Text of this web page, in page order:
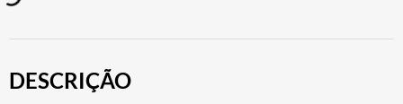
DESCRIÇÃO